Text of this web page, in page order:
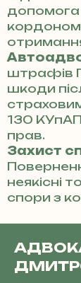
допомога
штрафів
шкоди
130
прав.
Захист
неякісні
спори з